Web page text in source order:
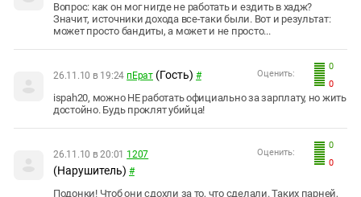
Вопрос: как он мог нигде не работать и ездить в хадж?
Значит, источники дохода все-таки были. Вот и результат:
может просто бандиты, а может и не просто...
0
0
Оценить:
26.11.10 в 19:24 пЕрат (Гость) #
ispah20, можно НЕ работать официально за зарплату, но жить
достойно. Будь проклят убийца!
0
0
Оценить:
26.11.10 в 20:01 1207
(Нарушитель) #
Подонки! Чтоб они сдохли за то, что сделали. Таких парней,